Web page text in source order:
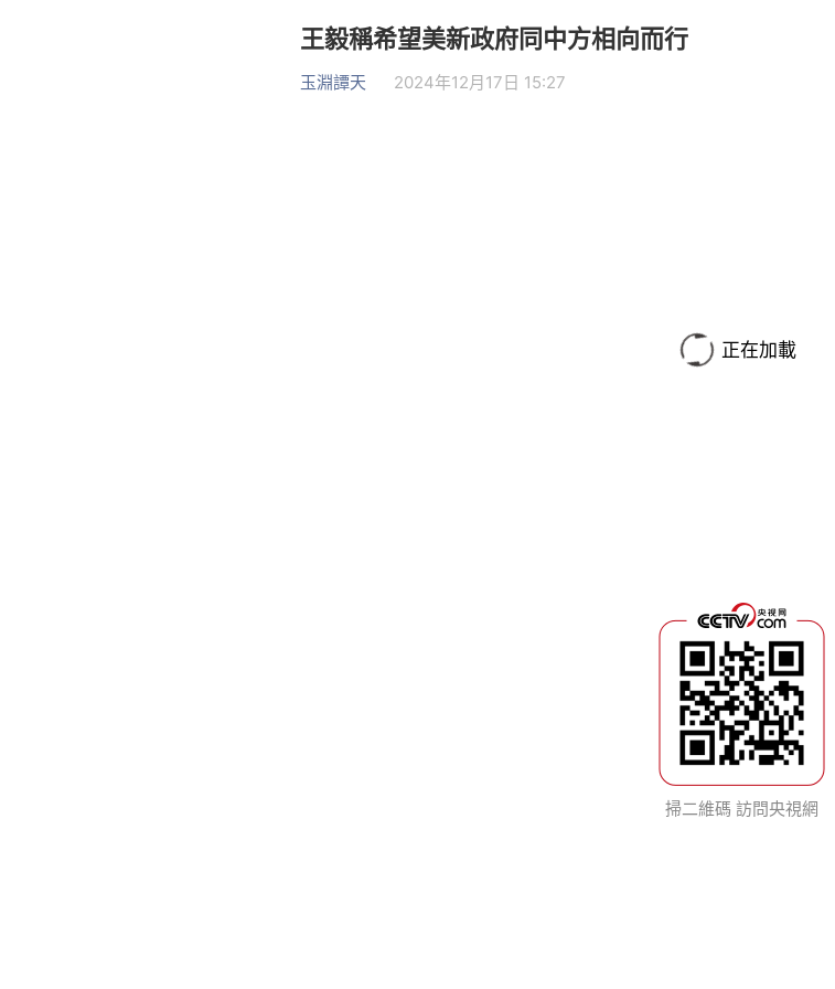
王毅稱希望美新政府同中方相向而行
玉淵譚天 2024年12月17日 15:27
正在加載
掃二維碼 訪問央視網